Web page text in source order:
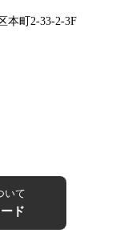
本町2-33-2-3F
いて
ド